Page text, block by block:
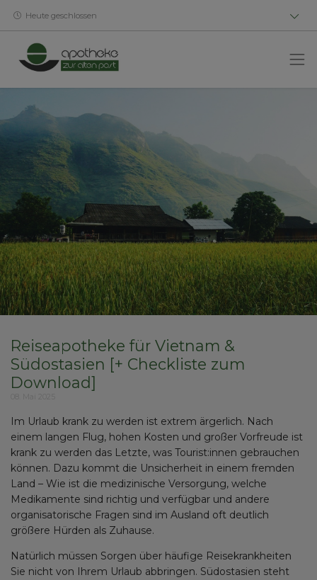
Heute geschlossen
Reiseapotheke für Vietnam &
Südostasien [+ Checkliste zum
Download]
Im Urlaub krank zu werden ist extrem ärgerlich. Nach
einem langen Flug, hohen Kosten und großer Vorfreude ist
krank zu werden das Letzte, was Tourist:innen gebrauchen
können. Dazu kommt die Unsicherheit in einem fremden
Land – Wie ist die medizinische Versorgung, welche
Medikamente sind richtig und verfügbar und andere
organisatorische Fragen sind im Ausland oft deutlich
größere Hürden als Zuhause.
Natürlich müssen Sorgen über häufige Reisekrankheiten
Sie nicht von Ihrem Urlaub abbringen. Südostasien steht